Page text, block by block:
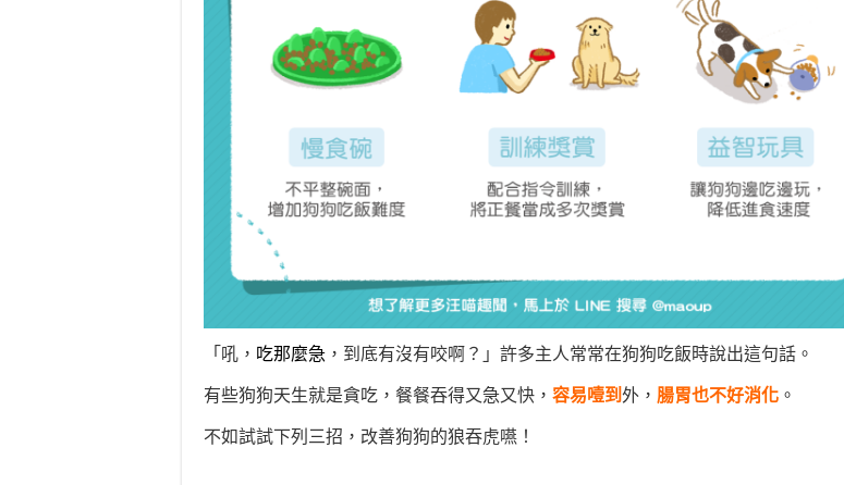
「吼， 吃那麼急 ，到底有沒有咬啊？」許多主人常常在狗狗吃飯時說出這句話。
有些狗狗天生就是貪吃，餐餐吞得又急又快 ， 容易噎到外， 腸胃也不好消化 。
不如試試下列三招，改善狗狗的狼吞虎嚥！